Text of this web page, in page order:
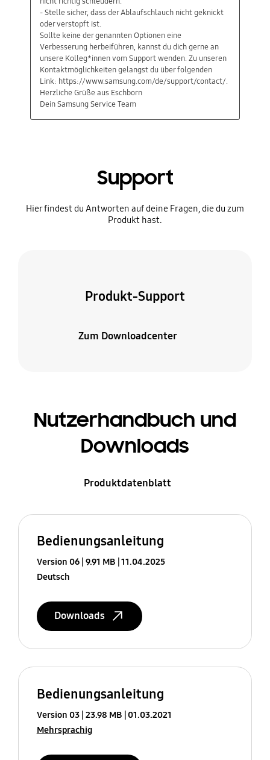
Support
Hier findest du Antworten auf deine Fragen, die du zum
Produkt hast.
Produkt-Support
Zum Downloadcenter
Nutzerhandbuch und
Downloads
Produktdatenblatt
Bedienungsanleitung
Version 06 9.91 MB 11.04.2025
Deutsch
Downloads
Bedienungsanleitung
Version 03 23.98 MB
01.03.2021
Mehrsprachig